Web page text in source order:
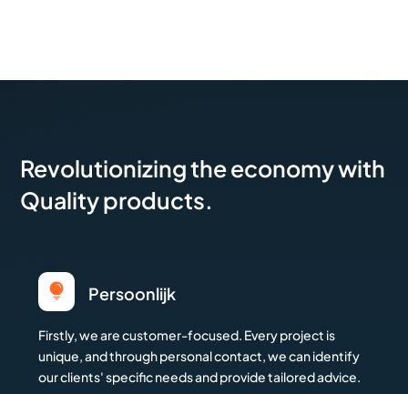
Revolutionizing the economy with
Quality products.
 Persoonlijk
Firstly, we are customer-focused. Every project is
unique, and through personal contact, we can identify
our clients' specific needs and provide tailored advice.